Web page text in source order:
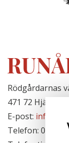
Rödgårdarnas
471 72 Hjälteby,
E-post:
Telefon: 0303-